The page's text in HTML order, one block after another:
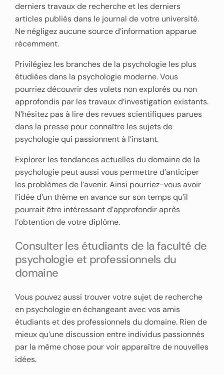
derniers travaux de recherche et les derniers
articles publiés dans le journal de votre université.
Ne négligez aucune source d’information apparue
récemment.
Privilégiez les branches de la psychologie les plus
étudiées dans la psychologie moderne. Vous
pourriez découvrir des volets non explorés ou non
approfondis par les travaux d’investigation existants.
N’hésitez pas à lire des revues scientifiques parues
dans la presse pour connaître les sujets de
psychologie qui passionnent à l’instant.
Explorer les tendances actuelles du domaine de la
psychologie peut aussi vous permettre d’anticiper
les problèmes de l’avenir. Ainsi pourriez-vous avoir
l’idée d’un thème en avance sur son temps qu’il
pourrait être intéressant d’approfondir après
l’obtention de votre diplôme.
Consulter les étudiants de la faculté de
psychologie et professionnels du
domaine
Vous pouvez aussi trouver votre sujet de recherche
en psychologie en échangeant avec vos amis
étudiants et des professionnels du domaine. Rien de
mieux qu’une discussion entre individus passionnés
par la même chose pour voir apparaître de nouvelles
idées.